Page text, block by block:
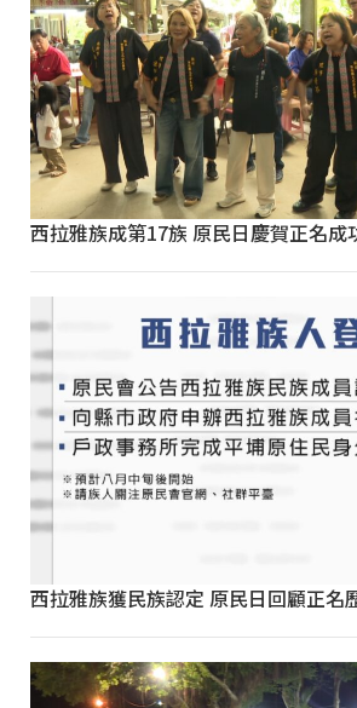
西拉雅族成第17族 原民日慶賀正名成
西拉雅族獲民族認定 原民日回顧正名